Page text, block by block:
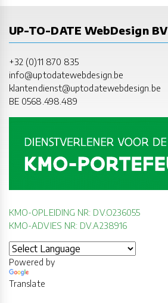
UP-TO-DATE WebDesign BV
+32 (0)11 870 835
info@uptodatewebdesign.be
klantendienst@uptodatewebdesign.be
BE 0568.498.489
KMO-OPLEIDING NR: DV.O236055
KMO-ADVIES NR: DV.A238916
Powered by
Translate